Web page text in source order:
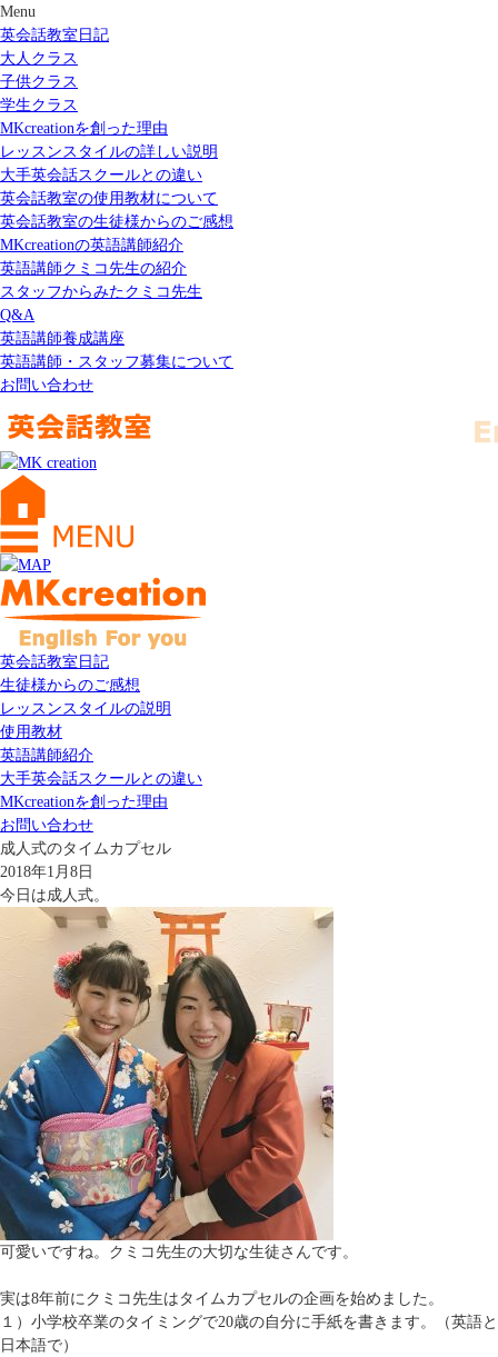
Menu
英会話教室日記
大人クラス
子供クラス
学生クラス
MKcreationを創った理由
レッスンスタイルの詳しい説明
大手英会話スクールとの違い
英会話教室の使用教材について
英会話教室の生徒様からのご感想
MKcreationの英語講師紹介
英語講師クミコ先生の紹介
スタッフからみたクミコ先生
Q&A
英語講師養成講座
英語講師・スタッフ募集について
お問い合わせ
英会話教室日記
生徒様からのご感想
レッスンスタイルの説明
使用教材
英語講師紹介
大手英会話スクールとの違い
MKcreationを創った理由
お問い合わせ
成人式のタイムカプセル
2018年1月8日
今日は成人式。
可愛いですね。クミコ先生の大切な生徒さんです。
実は8年前にクミコ先生はタイムカプセルの企画を始めました。
１）小学校卒業のタイミングで20歳の自分に手紙を書きます。（英語と
日本語で）